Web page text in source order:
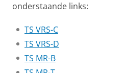
onderstaande links:
TS VRS-C
TS VRS-D
TS MR-B